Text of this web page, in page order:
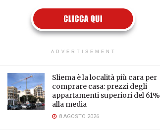
ADVERTISEMENT
Sliema è la località più cara per
comprare casa: prezzi degli
appartamenti superiori del 61%
alla media
8 AGOSTO 2026